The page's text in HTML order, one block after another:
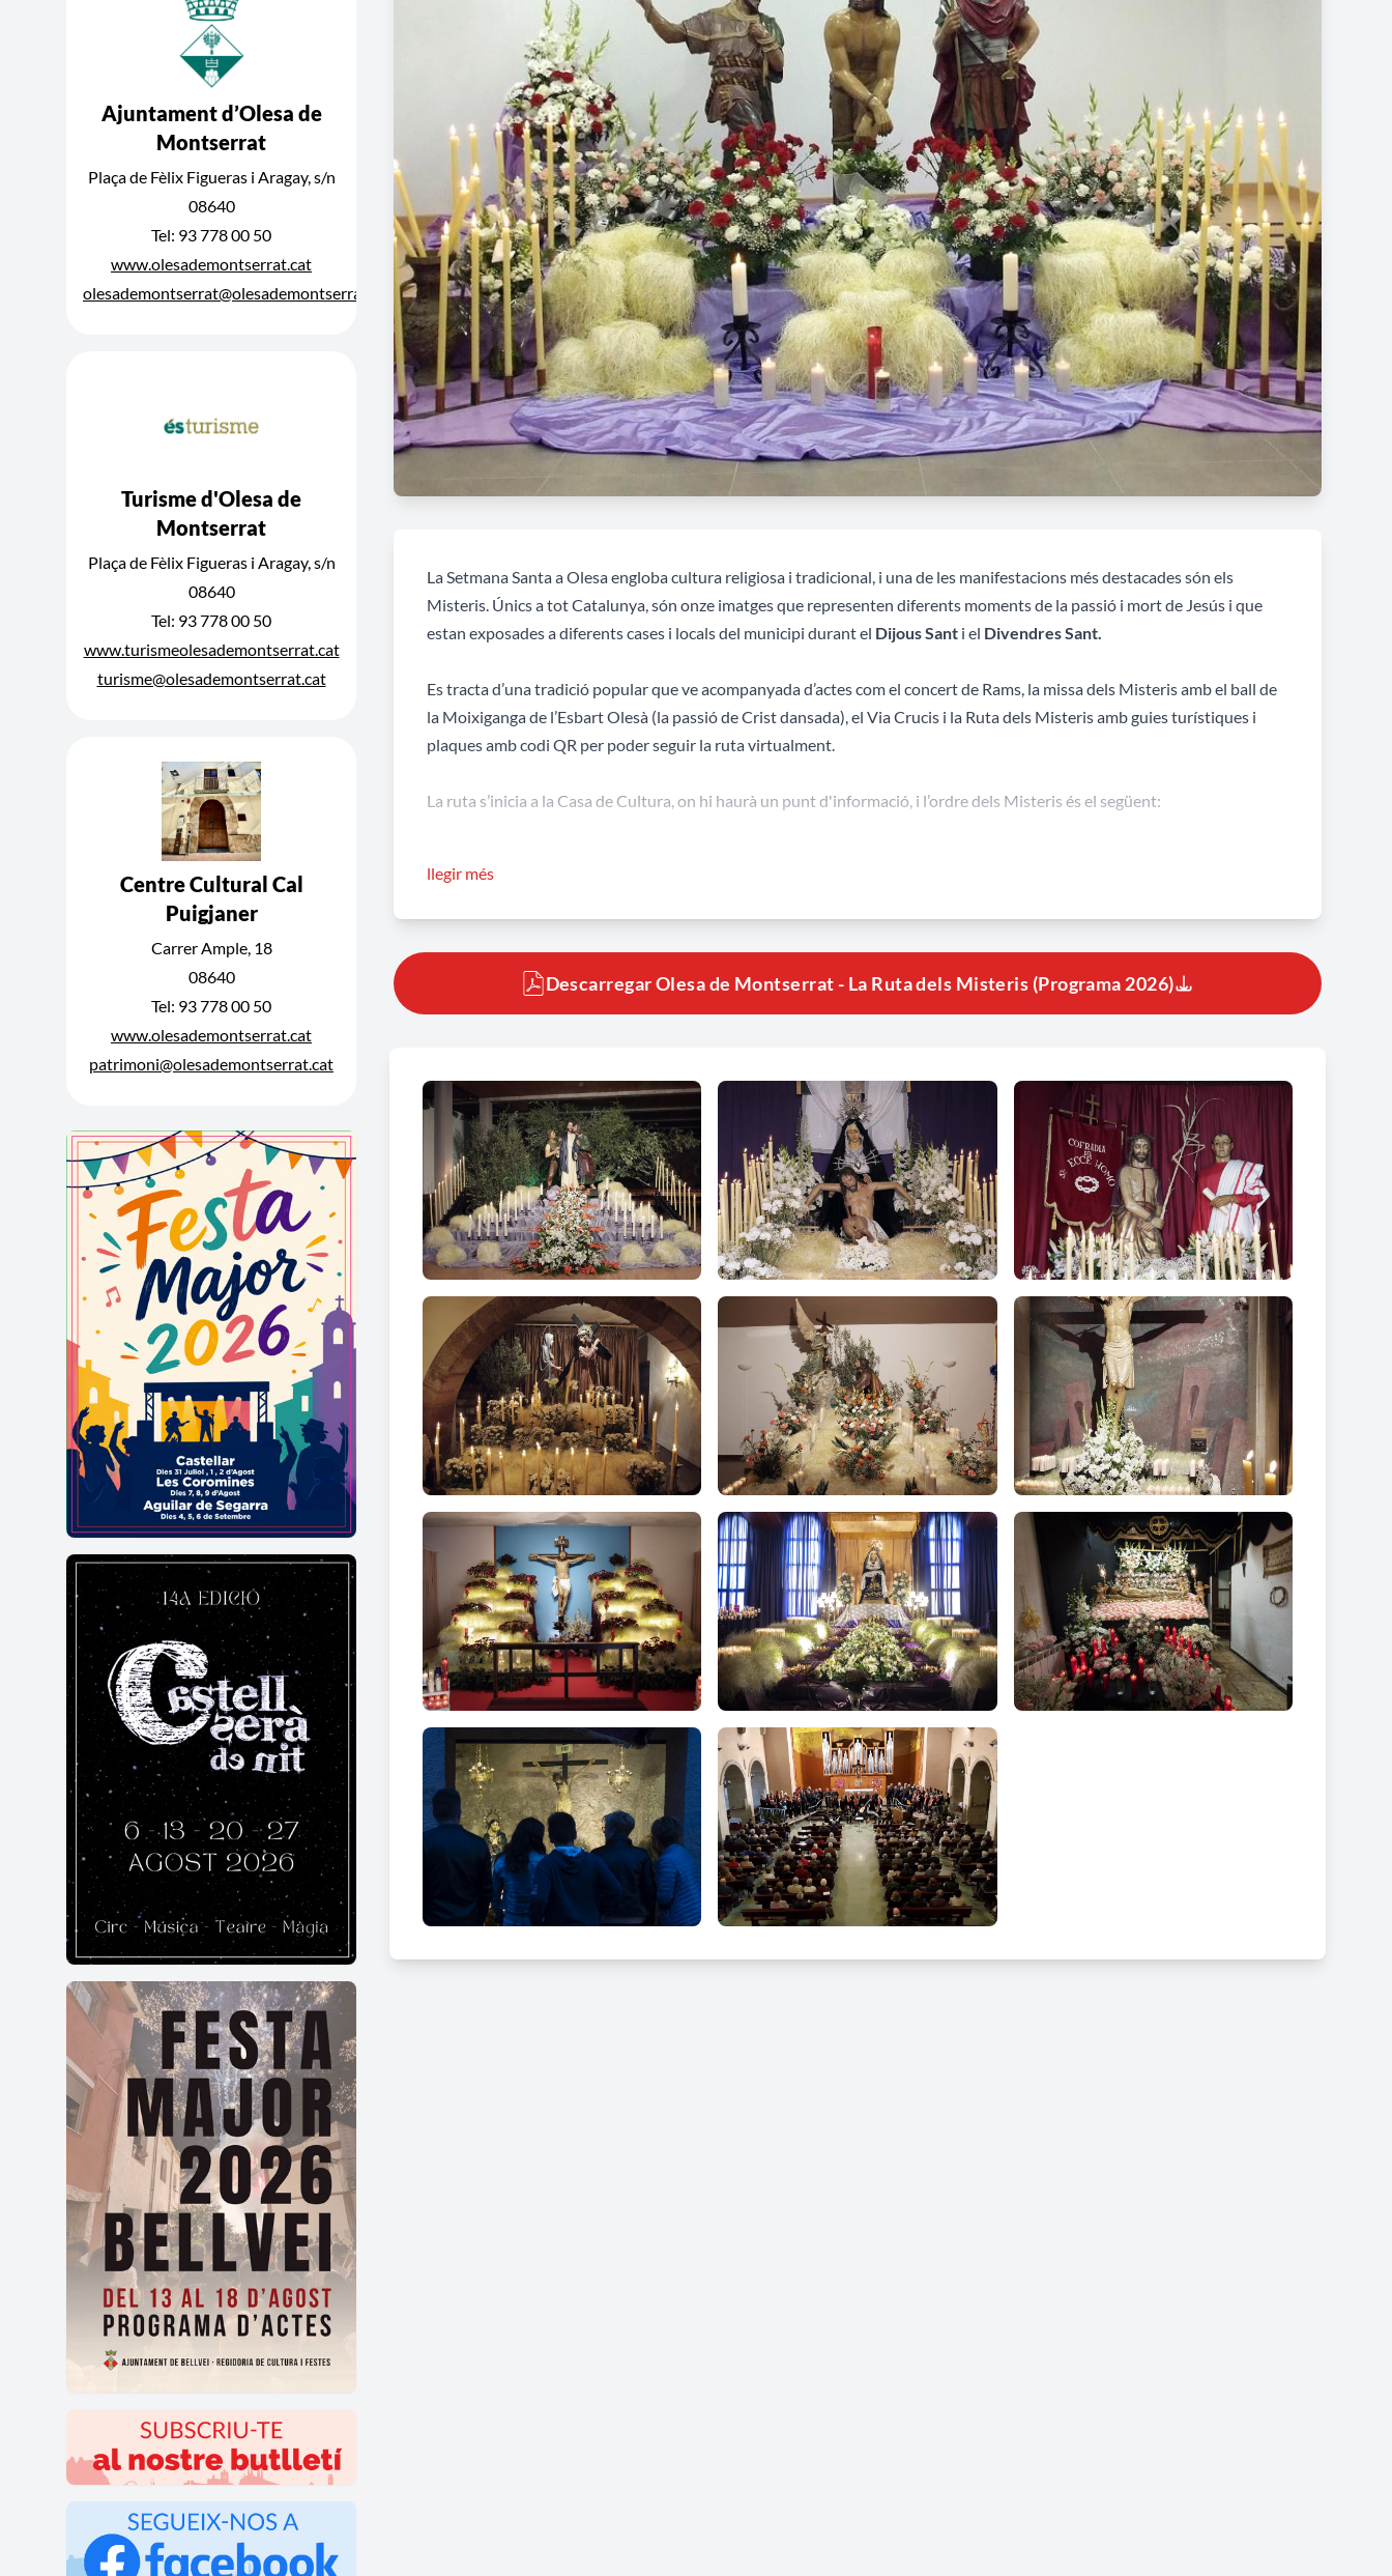
Ajuntament d’Olesa de
Montserrat
Plaça de Fèlix Figueras i Aragay, s/n
08640
Tel: 93 778 00 50
www.olesademontserrat.cat
olesademontserrat@olesademontserrat.cat
Turisme d'Olesa de
Montserrat
Plaça de Fèlix Figueras i Aragay, s/n
08640
Tel: 93 778 00 50
www.turismeolesademontserrat.cat
turisme@olesademontserrat.cat
Centre Cultural Cal
Puigjaner
Carrer Ample, 18
08640
Tel: 93 778 00 50
www.olesademontserrat.cat
patrimoni@olesademontserrat.cat
La Setmana Santa a Olesa engloba cultura religiosa i tradicional, i una de les manifestacions més destacades són els
Misteris. Únics a tot Catalunya, són onze imatges que representen diferents moments de la passió i mort de Jesús i que
estan exposades a diferents cases i locals del municipi durant el Dijous Sant i el Divendres Sant.
Es tracta d’una tradició popular que ve acompanyada d’actes com el concert de Rams, la missa dels Misteris amb el ball de
la Moixiganga de l’Esbart Olesà (la passió de Crist dansada), el Via Crucis i la Ruta dels Misteris amb guies turístiques i
plaques amb codi QR per poder seguir la ruta virtualment.
La ruta s’inicia a la Casa de Cultura, on hi haurà un punt d'informació, i l’ordre dels Misteris és el següent:
La Pietat
La flagel·lació de Jesús
L’oració de l’hort
El Sant Sepulcre
La soledat de Maria al peu del Calvari
El Sant Crist de l’Agonia
Els dies i horaris de les rutes guiades són: Dijous Sant a les 17.00 h i a les 19.30 h i Divendres Sant a les 11.00 h (apte per
a persones amb mobilitat reduïda), 17.00 h, 18.00 h i a les 19.30 h.
El preu és de 5 € per a adults, i els infants fins a 12 anys, gratuït.
Per inscriure’s s’ha d’enviar un correu electrònic arutamisterisolesa@gmail.com (deixant un nom i un telèfon de
contacte).
ELS MISTERIS D’OLESA
Org.: Assoc. Col·lectiu Misteris d'Olesa i entitats col·laboradores
Més informació
llegir més
Descarregar Olesa de Montserrat - La Ruta dels Misteris (Programa 2026)